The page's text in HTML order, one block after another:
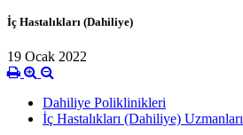
İç Hastalıkları (Dahiliye)
19 Ocak 2022
Dahiliye Poliklinikleri
İç Hastalıkları (Dahiliye) Uzmanları